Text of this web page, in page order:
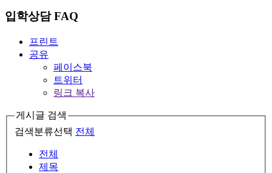
입학상담 FAQ
프린트
공유
페이스북
트위터
링크 복사
게시글 검색
검색분류선택 전체
전체
제목